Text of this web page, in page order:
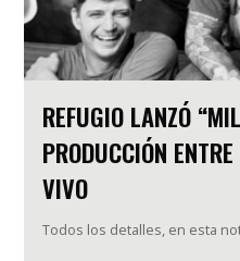
REFUGIO LANZÓ
PRODUCCIÓN
VIVO
Todos los detalles, en esta